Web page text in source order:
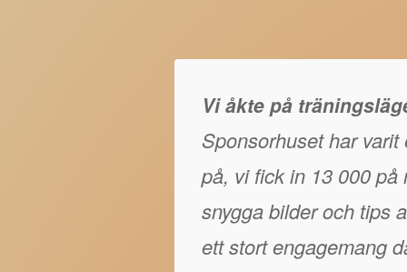
Vi åkte på
Sponsorhuset har
på, vi fick in 13 000 på
snygga bilder och tips
ett stort engagemang